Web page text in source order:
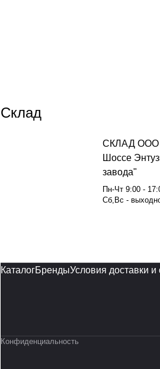
Склад
СКЛАД ООО
Шоссе
завода"
Пн-Чт 9:00 -
Сб,Вс -
КаталогБрендыУсловия доставки и
Конфиденциальность